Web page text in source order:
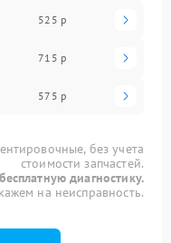
525 р
715 р
575 р
без учета
стоимости запчастей.
диагностику.
на неисправность.